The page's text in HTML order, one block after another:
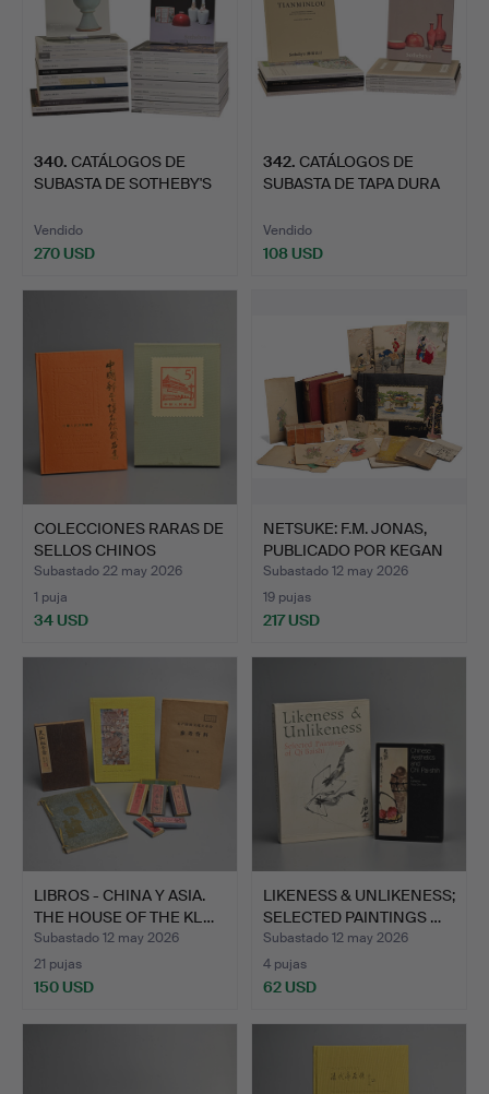
340. CATÁLOGOS DE
SUBASTA DE SOTHEBY'S
Vendido
270 USD
342. CATÁLOGOS DE
SUBASTA DE TAPA DURA
Vendido
108 USD
COLECCIONES RARAS DE
SELLOS CHINOS
CONSERV…
Subastado 22 may 2026
1 puja
34 USD
NETSUKE: F.M. JONAS,
PUBLICADO POR KEGAN
P…
Subastado 12 may 2026
19 pujas
217 USD
LIBROS - CHINA Y ASIA.
THE HOUSE OF THE KL…
Subastado 12 may 2026
21 pujas
150 USD
LIKENESS & UNLIKENESS;
SELECTED PAINTINGS …
Subastado 12 may 2026
4 pujas
62 USD